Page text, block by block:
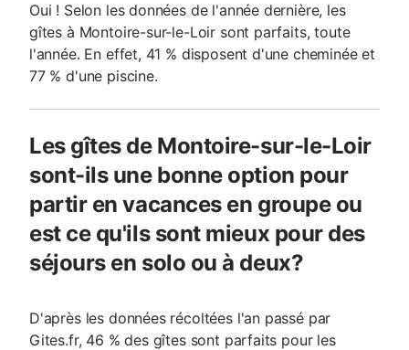
Oui ! Selon les données de l'année dernière, les
gîtes à Montoire-sur-le-Loir sont parfaits, toute
l'année. En effet, 41 % disposent d'une cheminée et
77 % d'une piscine.
Les gîtes de Montoire-sur-le-Loir
sont-ils une bonne option pour
partir en vacances en groupe ou
est ce qu'ils sont mieux pour des
séjours en solo ou à deux?
D'après les données récoltées l'an passé par
Gites.fr, 46 % des gîtes sont parfaits pour les